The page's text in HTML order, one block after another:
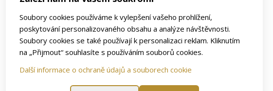
Soubory cookies používáme k vylepšení vašeho prohlížení,
poskytování personalizovaného obsahu a analýze návštěvnosti.
Soubory cookies se také používají k personalizaci reklam. Kliknutím
na „Přijmout“ souhlasíte s používáním souborů cookies.
Další informace o ochraně údajů a souborech cookie